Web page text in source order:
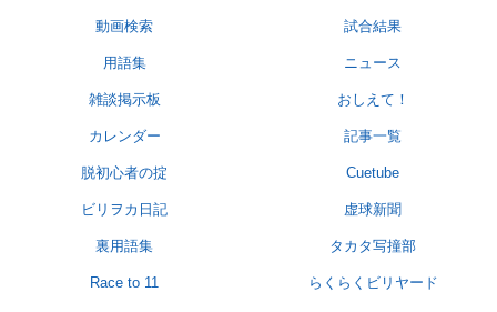
動画検索 試合結果
用語集 ニュース
雑談掲示板 おしえて！
カレンダー 記事一覧
脱初心者の掟 Cuetube
ビリヲカ日記 虚球新聞
裏用語集 タカタ写撞部
Race to 11 らくらくビリヤード